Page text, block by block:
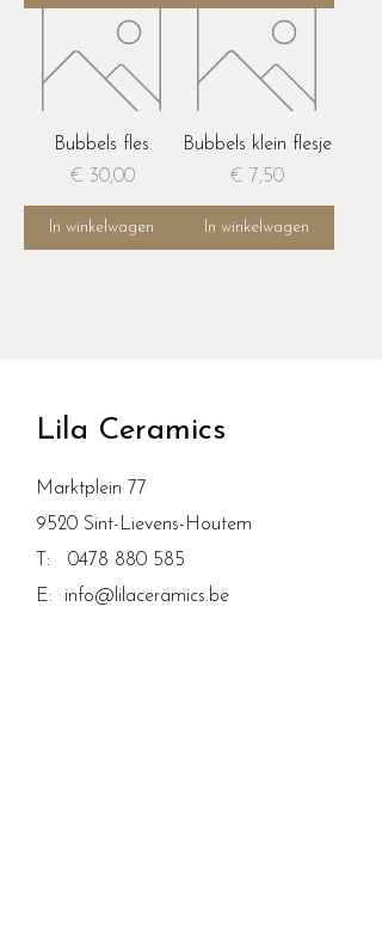
Bubbels fles
Prijs
€ 30,00
In winkelwagen
Bubbels klein flesje
Prijs
€ 7,50
In winkelwagen
Lila Ceramics
Marktplein 77
9520 Sint-Lievens-Houtem
T: 0478 880 585
E: info@lilaceramics.be